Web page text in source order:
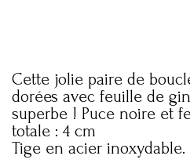
Cette jolie paire de
dorées avec feuille de
superbe ! Puce noire et
totale : 4 cm
Tige en acier inoxydable.